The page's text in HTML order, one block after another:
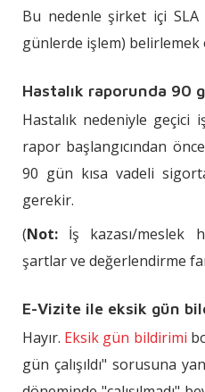
Bu nedenle şirket içi
günlerde işlem) belirlemek
Hastalık raporunda 90
Hastalık nedeniyle geçici
rapor başlangıcından
90 gün kısa vadeli
gerekir.
(Not: İş kazası/meslek
şartlar ve değerlendirme
E-Vizite ile eksik gün
Hayır. Eksik gün bildirimi
gün çalışıldı" sorusuna